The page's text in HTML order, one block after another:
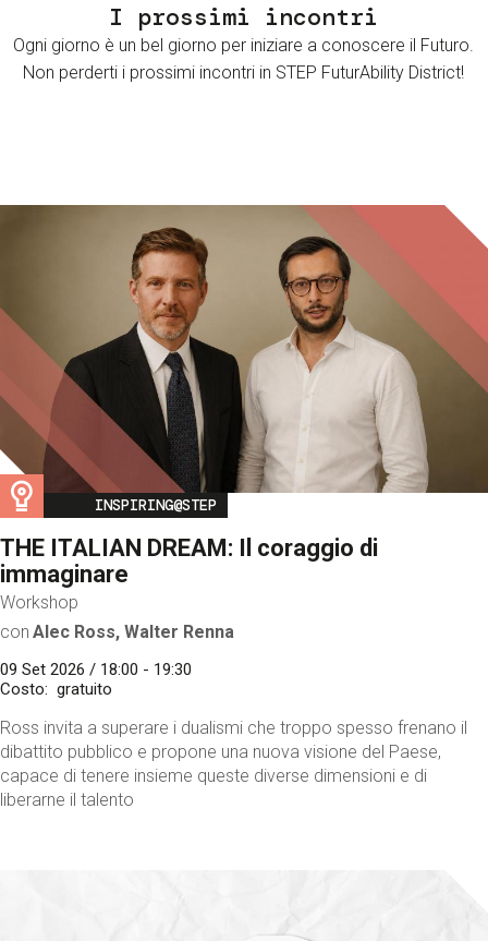
I prossimi incontri
Ogni giorno è un bel giorno per iniziare a conoscere il Futuro.
Non perderti i prossimi incontri in STEP FuturAbility District!
Image
INSPIRING@STEP
THE ITALIAN DREAM: Il coraggio di
immaginare
Workshop
con Alec Ross, Walter Renna
09 Set 2026 / 18:00 - 19:30
Costo
gratuito
Ross invita a superare i dualismi che troppo spesso frenano il
dibattito pubblico e propone una nuova visione del Paese,
capace di tenere insieme queste diverse dimensioni e di
liberarne il talento